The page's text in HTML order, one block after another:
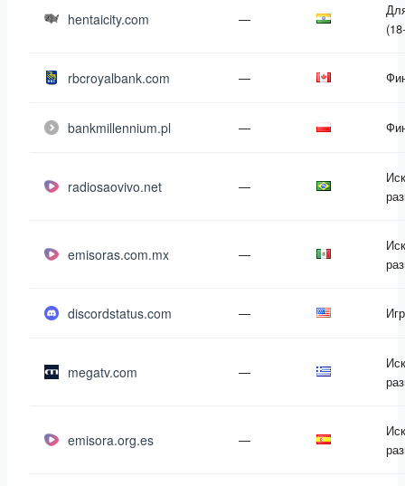
hentaicity.com —
rbcroyalbank.com —
bankmillennium.pl —
radiosaovivo.net —
emisoras.com.mx —
discordstatus.com —
megatv.com —
emisora.org.es —